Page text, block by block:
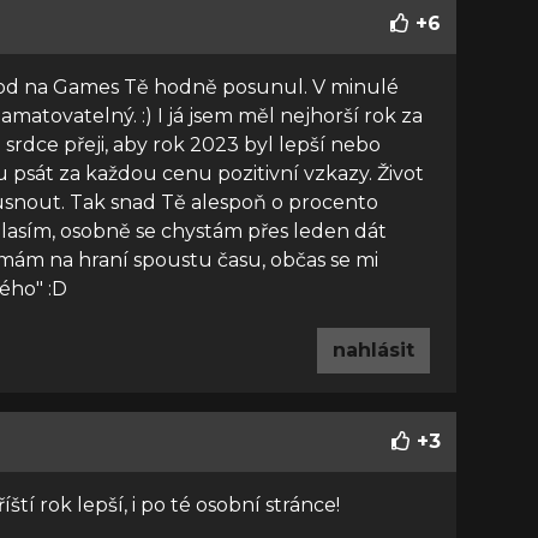
+6
na Games Tě hodně posunul. V minulé
:) I já jsem měl nejhorší rok za
přeji, aby rok 2023 byl lepší nebo
psát za každou cenu pozitivní vzkazy. Život
Tak snad Tě alespoň o procento
osobně se chystám přes leden dát
na hraní spoustu času, občas se mi
:D
nahlásit
+3
rok lepší, i po té osobní stránce!